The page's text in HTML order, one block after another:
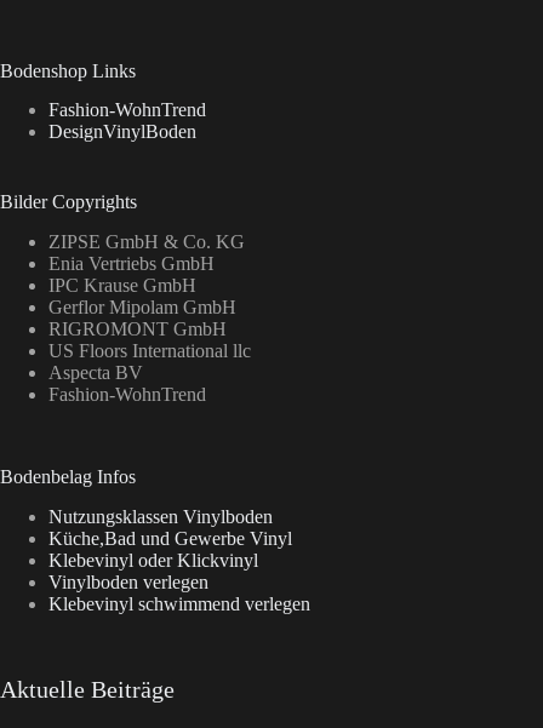
Bodenshop Links
Fashion-WohnTrend
DesignVinylBoden
Bilder Copyrights
ZIPSE GmbH & Co. KG
Enia Vertriebs GmbH
IPC Krause GmbH
Gerflor Mipolam GmbH
RIGROMONT GmbH
US Floors International llc
Aspecta BV
Fashion-WohnTrend
Bodenbelag Infos
Nutzungsklassen Vinylboden
Küche,Bad und Gewerbe Vinyl
Klebevinyl oder Klickvinyl
Vinylboden verlegen
Klebevinyl schwimmend verlegen
Aktuelle Beiträge